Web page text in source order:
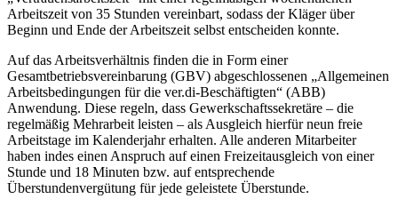
Arbeitszeit von 35 Stunden vereinbart, sodass der Kläger über
Beginn und Ende der Arbeitszeit selbst entscheiden konnte.
Auf das Arbeitsverhältnis finden die in Form einer
Gesamtbetriebsvereinbarung (GBV) abgeschlossenen „Allgemeinen
Arbeitsbedingungen für die ver.di-Beschäftigten“ (ABB)
Anwendung. Diese regeln, dass Gewerkschaftssekretäre – die
regelmäßig Mehrarbeit leisten – als Ausgleich hierfür neun freie
Arbeitstage im Kalenderjahr erhalten. Alle anderen Mitarbeiter
haben indes einen Anspruch auf einen Freizeitausgleich von einer
Stunde und 18 Minuten bzw. auf entsprechende
Überstundenvergütung für jede geleistete Überstunde.